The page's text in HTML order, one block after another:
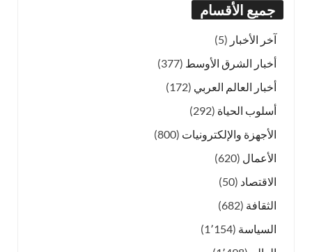
جميع الأقسام
آخر الأخبار (5)
أخبار الشرق الأوسط (377)
أخبار العالم العربي (172)
أسلوب الحياة (292)
الأجهزة والإلكترونيات (800)
الأعمال (620)
الاقتصاد (50)
الثقافة (682)
السياسة (1٬154)